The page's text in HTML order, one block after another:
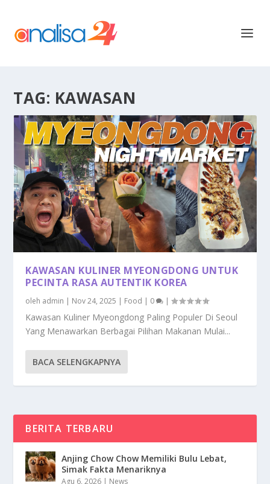
TAG: KAWASAN
KAWASAN KULINER MYEONGDONG UNTUK
PECINTA RASA AUTENTIK KOREA
oleh admin | Nov 24, 2025 | Food | 0 |
Kawasan Kuliner Myeongdong Paling Populer Di Seoul
Yang Menawarkan Berbagai Pilihan Makanan Mulai...
BACA SELENGKAPNYA
BERITA TERBARU
Anjing Chow Chow Memiliki Bulu Lebat,
Simak Fakta Menariknya
Agu 6, 2026 | News